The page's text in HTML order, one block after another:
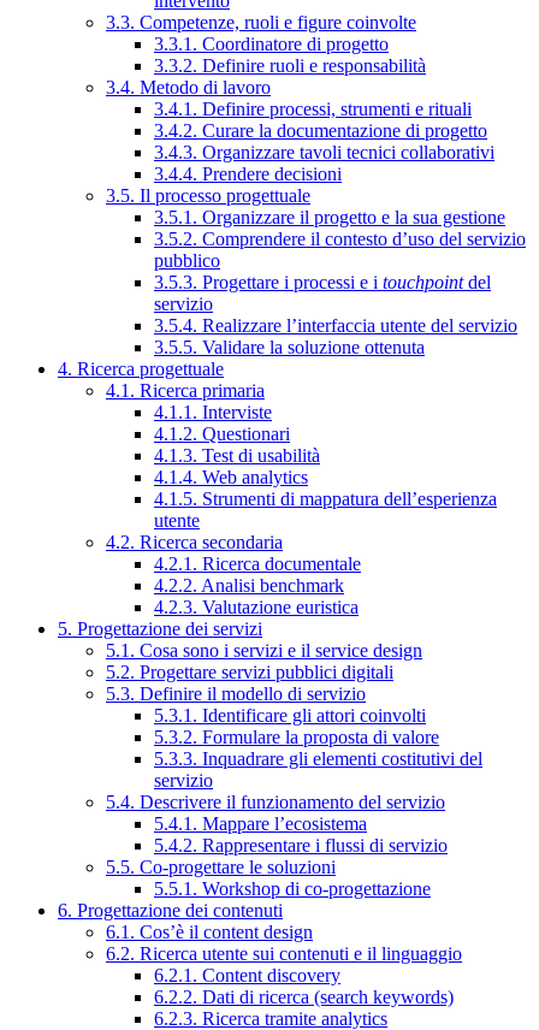
3.3. Competenze, ruoli e figure coinvolte
3.3.1. Coordinatore di progetto
3.3.2. Definire ruoli e responsabilità
3.4. Metodo di lavoro
3.4.1. Definire processi, strumenti e rituali
3.4.2. Curare la documentazione di progetto
3.4.3. Organizzare tavoli tecnici collaborativi
3.4.4. Prendere decisioni
3.5. Il processo progettuale
3.5.1. Organizzare il progetto e la sua gestione
3.5.2. Comprendere il contesto d’uso del servizio
pubblico
3.5.3. Progettare i processi e i touchpointdel
servizio
3.5.4. Realizzare l’interfaccia utente del servizio
3.5.5. Validare la soluzione ottenuta
4. Ricerca progettuale
4.1. Ricerca primaria
4.1.1. Interviste
4.1.2. Questionari
4.1.3. Test di usabilità
4.1.4. Web analytics
4.1.5. Strumenti di mappatura dell’esperienza
utente
4.2. Ricerca secondaria
4.2.1. Ricerca documentale
4.2.2. Analisi benchmark
4.2.3. Valutazione euristica
5. Progettazione dei servizi
5.1. Cosa sono i servizi e il service design
5.2. Progettare servizi pubblici digitali
5.3. Definire il modello di servizio
5.3.1. Identificare gli attori coinvolti
5.3.2. Formulare la proposta di valore
5.3.3. Inquadrare gli elementi costitutivi del
servizio
5.4. Descrivere il funzionamento del servizio
5.4.1. Mappare l’ecosistema
5.4.2. Rappresentare i flussi di servizio
5.5. Co-progettare le soluzioni
5.5.1. Workshop di co-progettazione
6. Progettazione dei contenuti
6.1. Cos’è il content design
6.2. Ricerca utente sui contenuti e il linguaggio
6.2.1. Content discovery
6.2.2. Dati di ricerca (search keywords)
6.2.3. Ricerca tramite analytics